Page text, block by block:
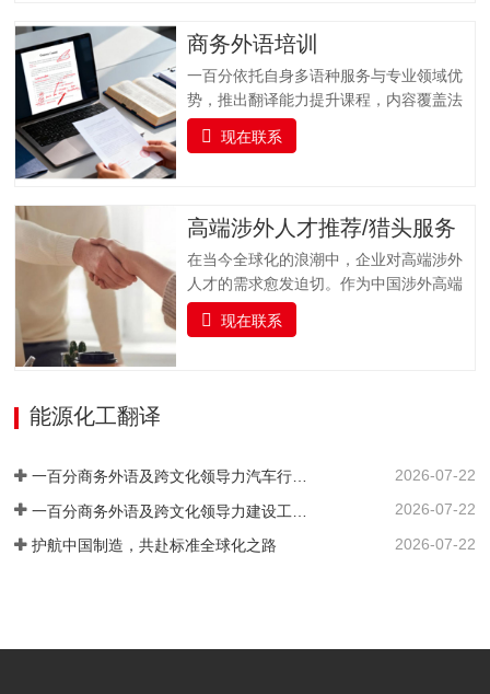
核心，提供全流程学术支持，同时实时跟
踪科研前沿，推送更新科研动态资讯并提
供文献检索服务，助力科研工作者高效获
取关键信息，加速学术成果转化与发表。
一、全流程支持：专业投稿指导服务从论
文提交到最终录用，我们全程陪伴，以专
前准备指导协助作者完成投稿前的各项准
备工作，包括论文格式调整（…
商务外语培训
一百分依托自身多语种服务与专业领域优
势，推出翻译能力提升课程，内容覆盖法
律、金融、医疗、交通运输、专业技术、
教育等多个专业领域，支持多种语言的培
面提升语言实战技能，培养具备扎实语言
基础、跨文化沟通能力与专业领域知识的
复合型翻译人才，助力企业国际化发展与
行业人才队伍建设。一百分提供全面的、
系统的雅思及俄语（ТРКИ）、日语
（JLPT）、韩语（TOPIK）、法语
现在联系
高端涉外人才推荐/猎头服务
在当今全球化的浪潮中，企业对高端涉外
人才的需求愈发迫切。作为中国涉外高端
人才猎头的标杆品牌，一百分凭借精准对
接国内外高端人才与企业需求，凭借敏锐
又深谙专业领域的高端复合型人才。通过
严谨的流程与专业的眼光，确保每一位推
荐到您身边的人才，契合企业的国际化发
展战略，高效赋能，助力您的企业在国际
现在联系
能源化工翻译
一百分商务外语及跨文化领导力汽车行业培训案例 ——知名汽车出海企业国际化营销人才英语应用能力强化实践 2026-07-22
2026-07-22
护航中国制造，共赴标准全球化之路 2026-07-22